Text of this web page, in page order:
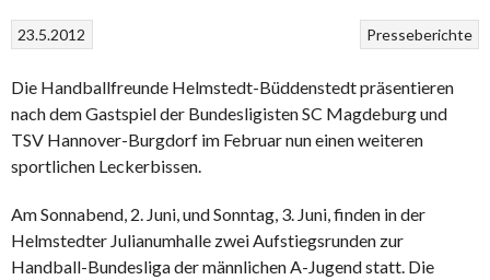
Presseberichte
23.5.2012
Die Handballfreunde Helmstedt-Büddenstedt präsentieren
nach dem Gastspiel der Bundesligisten SC Magdeburg und
TSV Hannover-Burgdorf im Februar nun einen weiteren
sportlichen Leckerbissen.
Am Sonnabend, 2. Juni, und Sonntag, 3. Juni, finden in der
Helmstedter Julianumhalle zwei Aufstiegsrunden zur
Handball-Bundesliga der männlichen A-Jugend statt. Die